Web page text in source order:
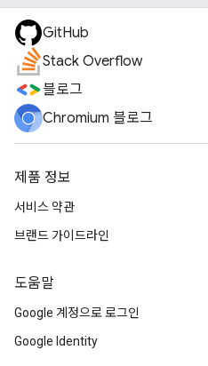
GitHub
Stack Overflow
블로그
Chromium 블로그
제품 정보
서비스 약관
브랜드 가이드라인
도움말
Google 계정으로 로그인
Google Identity